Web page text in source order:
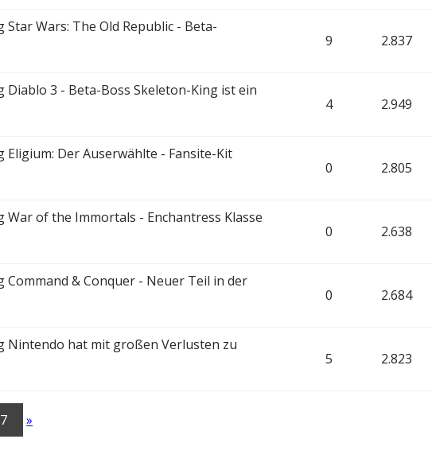
Star Wars: The Old Republic - Beta-
9 2.837
Diablo 3 - Beta-Boss Skeleton-King ist ein
4 2.949
Eligium: Der Auserwählte - Fansite-Kit
0 2.805
War of the Immortals - Enchantress Klasse
0 2.638
Command & Conquer - Neuer Teil in der
0 2.684
Nintendo hat mit großen Verlusten zu
5 2.823
7 »